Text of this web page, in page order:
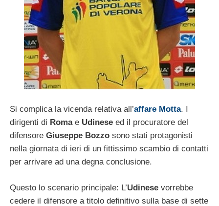
Si complica la vicenda relativa all’affare Motta. I
dirigenti di Romae Udinese ed il procuratore del
difensore Giuseppe Bozzo sono stati protagonisti
nella giornata di ieri di un fittissimo scambio di contatti
per arrivare ad una degna conclusione.
Questo lo scenario principale: L’Udinese vorrebbe
cedere il difensore a titolo definitivo sulla base di sette